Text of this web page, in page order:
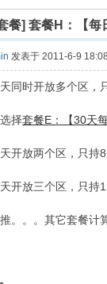
餐] 套餐H：【每
发表于 2011-6-9
同时开放多个区，
择套餐E：【30天
开放两个区，只持
开放三个区，只持
。。。其它套餐计